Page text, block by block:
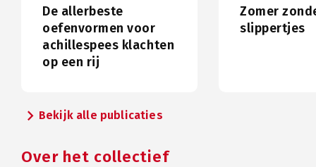
De allerbeste
oefenvormen voor
achillespees klachten
op een rij
Zomer
slippertjes
chevron_rightBekijk alle publicaties
Over het collectief